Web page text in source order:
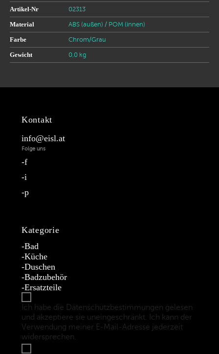
Artikel-Nr 02313
Material ABS (außen) / POM (innen)
Farbe Chrom/Grau
Gewicht 0,0 kg
Kontakt
info@eisl.at
Folge uns
f
i
p
Kategorie
Bad
Küche
Duschen
Badzubehör
Ersatzteile
Ich habe die Datenschutzbestimmungen gelesen
und akzeptiere sie uneingeschränkt. Ich kann der
Verwendung meiner E-Mail-Adresse jederzeit
widersprechen.